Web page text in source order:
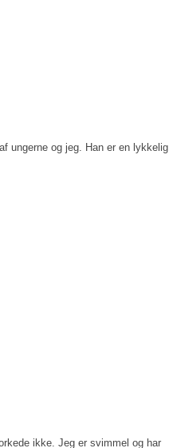
ungerne og jeg. Han er en lykkelig
ikke. Jeg er svimmel og har